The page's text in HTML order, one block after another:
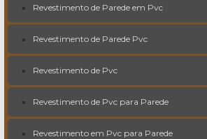
Revestimento de Parede em Pvc
Revestimento de Parede Pvc
Revestimento de Pvc
Revestimento de Pvc para Parede
Revestimento em Pvc para Parede